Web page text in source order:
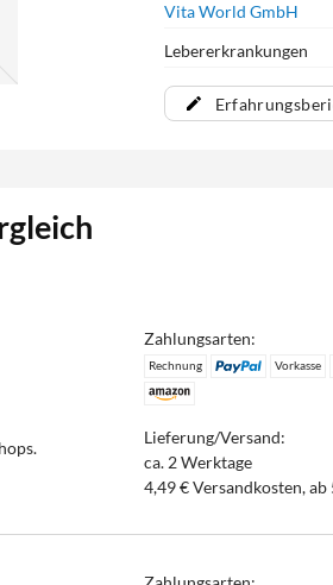
Vita World GmbH
Lebererkrankungen
Zahlungsarten:
Rechnung Vorkasse
Lieferung/Versand:
ca. 2 Werktage
4,49 € Versandkosten,